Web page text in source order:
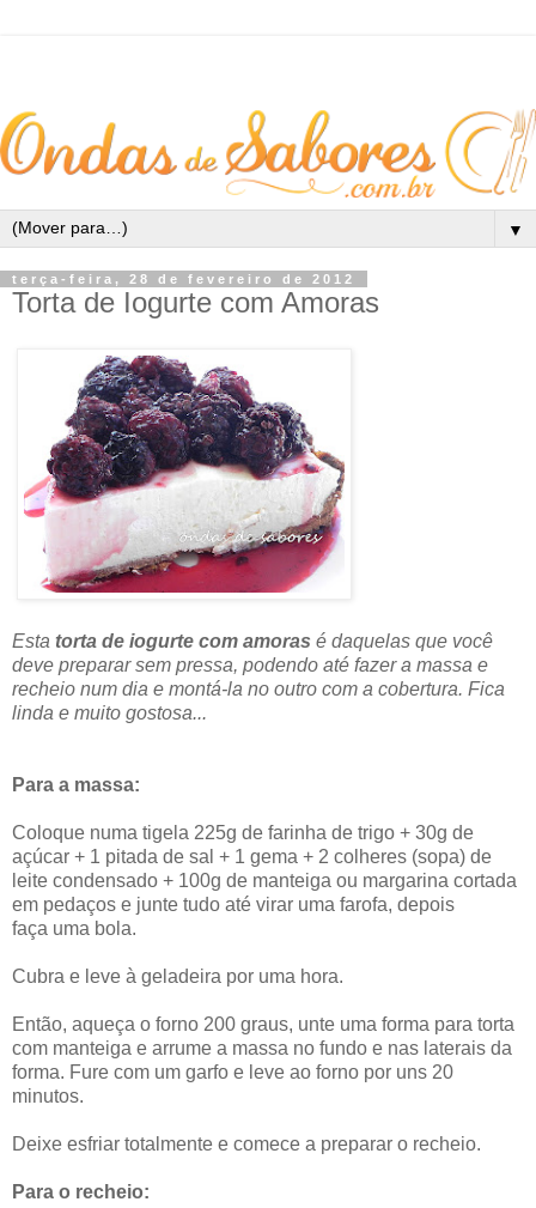
▼
terça-feira, 28 de fevereiro de 2012
Torta de Iogurte com Amoras
Esta torta de iogurte com amoras é daquelas que você
deve preparar sem pressa, podendo até fazer a massa e
recheio num dia e montá-la no outro com a cobertura. Fica
linda e muito gostosa...
Para a massa:
Coloque numa tigela 225g de farinha de trigo + 30g de
açúcar + 1 pitada de sal + 1 gema + 2 colheres (sopa) de
leite condensado + 100g de manteiga ou margarina cortada
em pedaços e junte tudo até virar uma farofa, depois
faça uma bola.
Cubra e leve à geladeira por uma hora.
Então, aqueça o forno 200 graus, unte uma forma para torta
com manteiga e arrume a massa no fundo e nas laterais da
forma. Fure com um garfo e leve ao forno por uns 20
minutos.
Deixe esfriar totalmente e comece a preparar o recheio.
Para o recheio: